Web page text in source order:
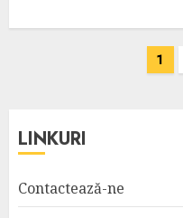
1
LINKURI
Contactează-ne